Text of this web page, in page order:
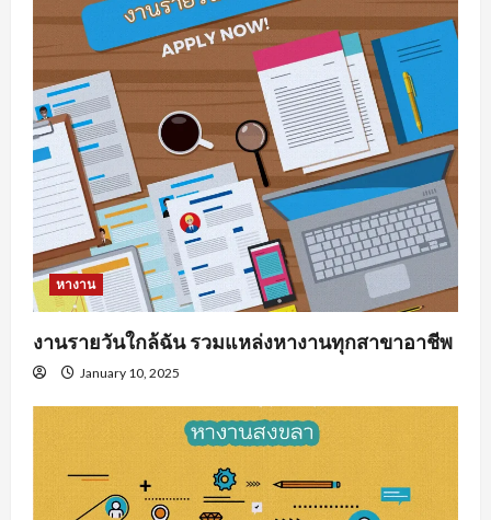
หางาน
งานรายวันใกล้ฉัน รวมแหล่งหางานทุกสาขาอาชีพ
January 10, 2025